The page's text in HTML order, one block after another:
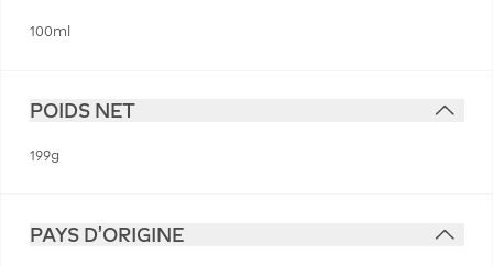
100ml
POIDS NET
199g
PAYS D'ORIGINE